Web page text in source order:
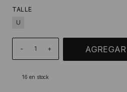
TALLE
U
- +
16 en stock